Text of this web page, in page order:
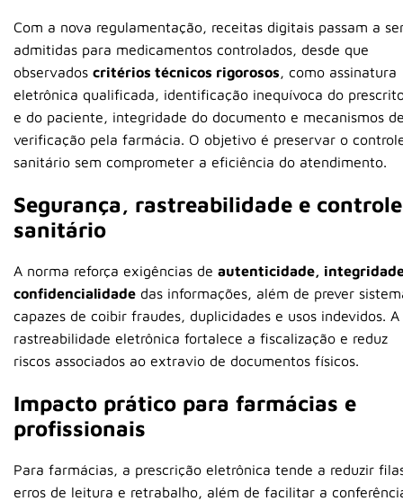
Com a nova regulamentação, receitas digitais passam a
admitidas para medicamentos controlados, desde que
observados critérios técnicos rigorosos, como assinatura
eletrônica qualificada, identificação inequívoca do
e do paciente, integridade do documento e mecanismos
verificação pela farmácia. O objetivo é preservar o
sanitário sem comprometer a eficiência do atendimento.
Segurança, rastreabilidade e controle
sanitário
A norma reforça exigências de autenticidade,
confidencialidade das informações, além de prever
capazes de coibir fraudes, duplicidades e usos indevidos. A
rastreabilidade eletrônica fortalece a fiscalização e reduz
riscos associados ao extravio de documentos físicos.
Impacto prático para farmácias e
profissionais
Para farmácias, a prescrição eletrônica tende a reduzir
erros de leitura e retrabalho, além de facilitar a